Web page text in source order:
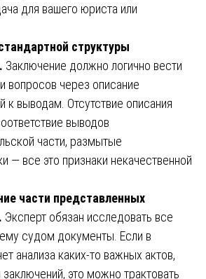
для вашего юриста или
структуры
Заключение должно логично вести
вопросов через описание
к выводам. Отсутствие описания
выводов
части, размытые
— все это признаки некачественной
части представленных
Эксперт обязан исследовать все
судом документы. Если в
анализа каких-то важных актов,
заключений, это можно трактовать